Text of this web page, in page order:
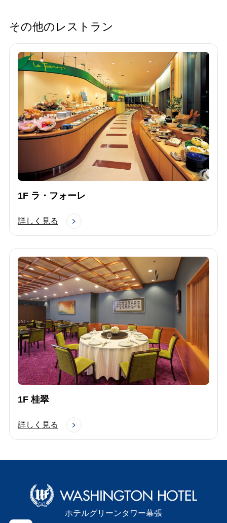
その他のレストラン
1F ラ・フォーレ
詳しく見る
1F 桂翠
詳しく見る
ホテルグリーンタワー幕張